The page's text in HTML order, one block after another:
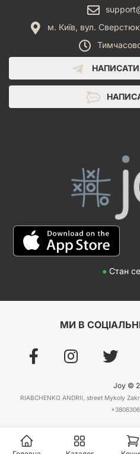
м. Київ, вул.
НАПИСАТИ
● Стан
МИ В
Joy ©
RIABCHENKO ANDRII, street Mykoly